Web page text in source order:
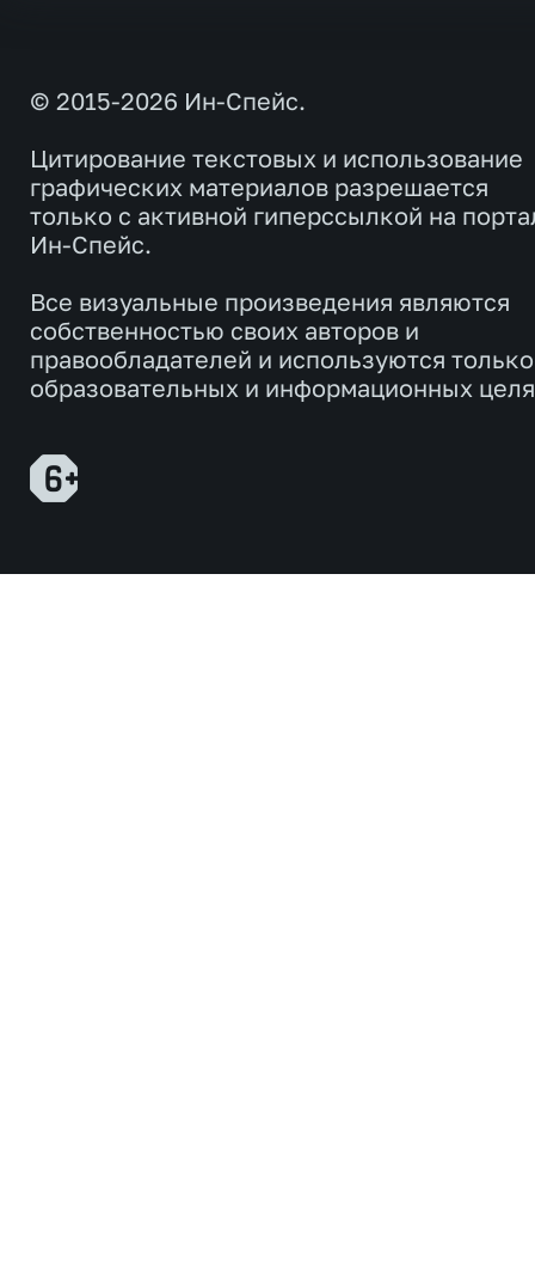
© 2015-2026 Ин-Спейс.
Цитирование текстовых и использование
графических материалов разрешается
только с активной гиперссылкой на
Ин-Спейс.
Все визуальные произведения являются
собственностью своих авторов и
правообладателей и используются
образовательных и информационных